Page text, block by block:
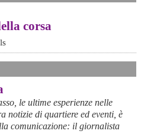
corsa
le ultime esperienze nelle
notizie di quartiere ed eventi, è
comunicazione: il giornalista